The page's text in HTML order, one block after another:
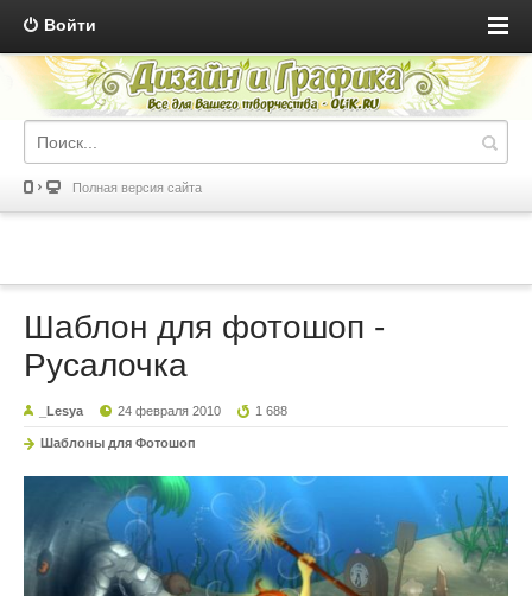
Войти
Полная версия сайта
Шаблон для фотошоп -
Русалочка
_Lesya 24 февраля 2010 1 688
Шаблоны для Фотошоп